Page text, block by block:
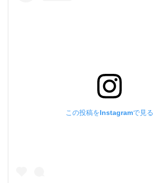
この投稿をInstagramで見る